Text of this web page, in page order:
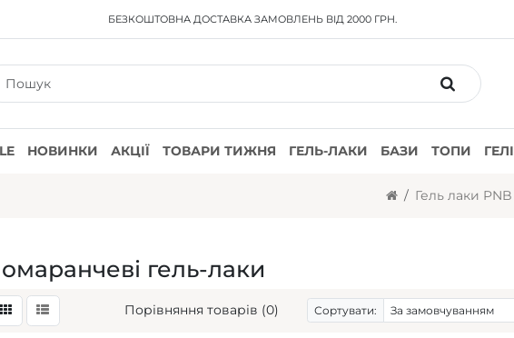
БЕЗКОШТОВНА ДОСТАВКАЗАМОВЛЕНЬ ВІД 2000 ГРН.
НОВИНКИ АКЦІЇ ТОВАРИ ТИЖНЯ ГЕЛЬ-ЛАКИ БАЗИ ТОПИ ГЕЛІ
Гель лаки PNB
гель-лаки
Порівняння товарів (0) Сортувати: